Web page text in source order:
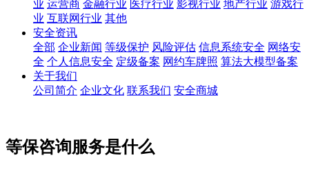
业 运营商 金融行业 医疗行业 影视行业 地产行业 游戏行
业 互联网行业 其他
安全资讯
全部 企业新闻 等级保护 风险评估 信息系统安全 网络安
全 个人信息安全 定级备案 网约车牌照 算法大模型备案
关于我们
公司简介 企业文化 联系我们 安全商城
等保咨询服务是什么